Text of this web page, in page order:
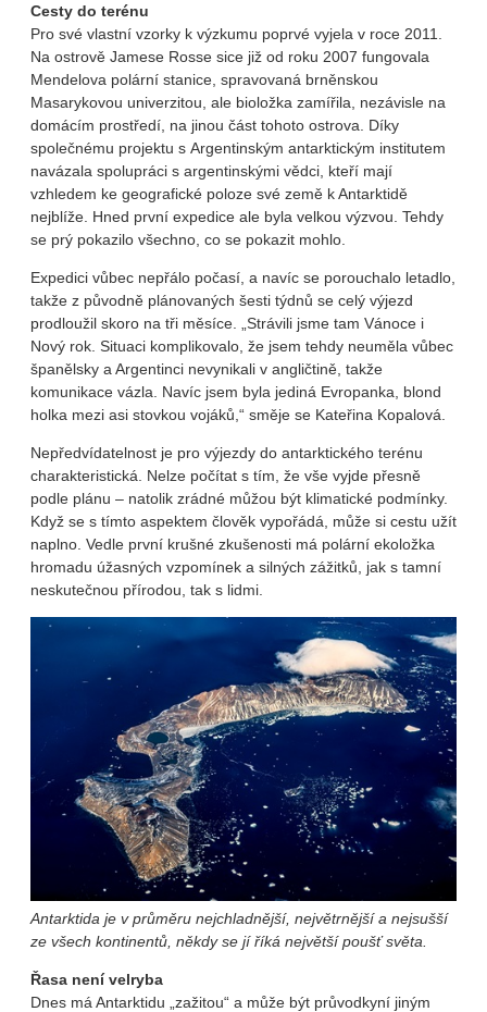
Cesty do terénu
Pro své vlastní vzorky k výzkumu poprvé vyjela v roce 2011.
Na ostrově Jamese Rosse sice již od roku 2007 fungovala
Mendelova polární stanice, spravovaná brněnskou
Masarykovou univerzitou, ale bioložka zamířila, nezávisle na
domácím prostředí, na jinou část tohoto ostrova. Díky
společnému projektu s Argentinským antarktickým institutem
navázala spolupráci s argentinskými vědci, kteří mají
vzhledem ke geografické poloze své země k Antarktidě
nejblíže. Hned první expedice ale byla velkou výzvou. Tehdy
se prý pokazilo všechno, co se pokazit mohlo.
Expedici vůbec nepřálo počasí, a navíc se porouchalo letadlo,
takže z původně plánovaných šesti týdnů se celý výjezd
prodloužil skoro na tři měsíce. „Strávili jsme tam Vánoce i
Nový rok. Situaci komplikovalo, že jsem tehdy neuměla vůbec
španělsky a Argentinci nevynikali v angličtině, takže
komunikace vázla. Navíc jsem byla jediná Evropanka, blond
holka mezi asi stovkou vojáků,“ směje se Kateřina Kopalová.
Nepředvídatelnost je pro výjezdy do antarktického terénu
charakteristická. Nelze počítat s tím, že vše vyjde přesně
podle plánu – natolik zrádné můžou být klimatické podmínky.
Když se s tímto aspektem člověk vypořádá, může si cestu užít
naplno. Vedle první krušné zkušenosti má polární ekoložka
hromadu úžasných vzpomínek a silných zážitků, jak s tamní
neskutečnou přírodou, tak s lidmi.
Antarktida je v průměru nejchladnější, největrnější a nejsušší
ze všech kontinentů, někdy se jí říká největší poušť světa.
Řasa není velryba
Dnes má Antarktidu „zažitou“ a může být průvodkyní jiným